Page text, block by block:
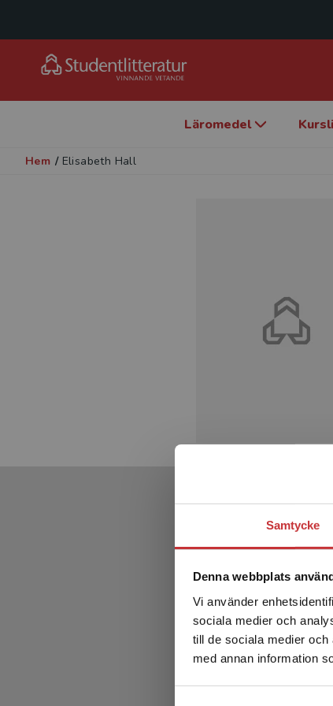
Samtycke
Denna webbplats
Vi använder
sociala medier och
till de sociala medier
med annan information
Läromedel
Hem / Elisabeth Hall